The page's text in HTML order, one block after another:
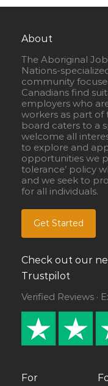
About
The Aboriginal
Nations-
community
Canadians find
employers who
workers as part of
board caters to a
welcome all
to explore and
opportunities we
tolerance’ policy
and we seek to
for all individuals.
Get Started
Check out our
Trustpilot
Verified Reviews ·
For